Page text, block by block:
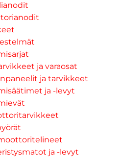
ja varaosat
ja tarvikkeet
ja -levyt
ja -levyt